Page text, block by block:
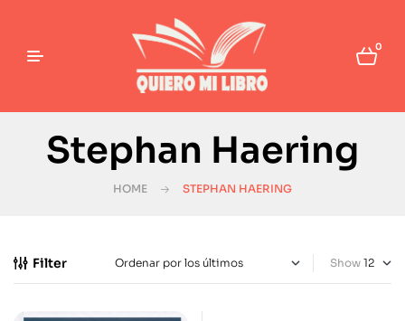
0
Stephan Haering
HOME STEPHAN HAERING
Filter Show